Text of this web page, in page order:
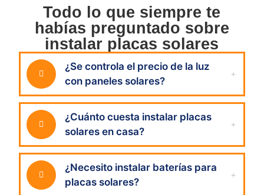
Todo lo que siempre te
habías preguntado sobre
instalar placas solares
¿Se controla el precio de la luz
con paneles solares?
¿Cuánto cuesta instalar placas
solares en casa?
¿Necesito instalar baterías para
placas solares?